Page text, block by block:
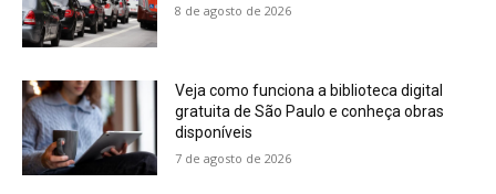
8 de agosto de 2026
Veja como funciona a biblioteca digital
gratuita de São Paulo e conheça obras
disponíveis
7 de agosto de 2026